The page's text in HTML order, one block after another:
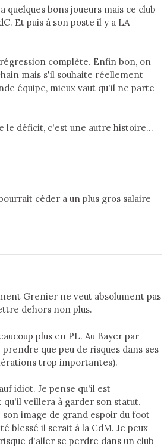
bons joueurs mais ce club
Et puis à son poste il y a LA
complète. Enfin bon, on
mais s'il souhaite réellement
équipe, mieux vaut qu'il ne parte
le déficit, c'est une autre histoire...
céder a un plus gros salaire
Grenier ne veut absolument pas
dehors non plus.
plus en PL. Au Bayer par
que peu de risques dans ses
trop importantes).
idiot. Je pense qu'il est
veillera à garder son statut.
image de grand espoir du foot
blessé il serait à la CdM. Je peux
d'aller se perdre dans un club